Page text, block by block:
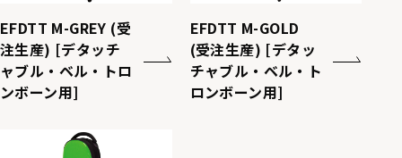
EFDTT M-GREY (受
注生産) [デタッチ
ャブル・ベル・トロ
ンボーン用]
EFDTT M-GOLD
(受注生産) [デタッ
チャブル・ベル・ト
ロンボーン用]